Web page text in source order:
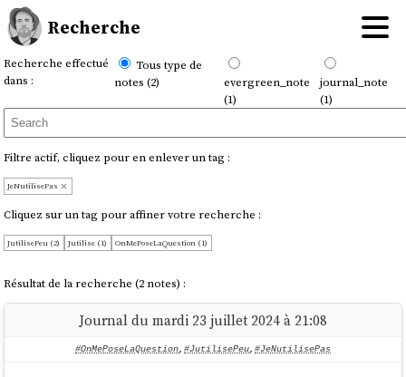
Recherche
Recherche effectué
dans :
Tous type de
notes (2)
evergreen_note
(1)
journal_note
(1)
Filtre actif, cliquez pour en enlever un tag :
JeNutilisePas
Cliquez sur un tag pour affiner votre recherche :
JutilisePeu (2) Jutilise (1) OnMePoseLaQuestion (1)
Résultat de la recherche (2 notes) :
Journal du mardi 23 juillet 2024 à 21:08
#OnMePoseLaQuestion, #JutilisePeu, #JeNutilisePas